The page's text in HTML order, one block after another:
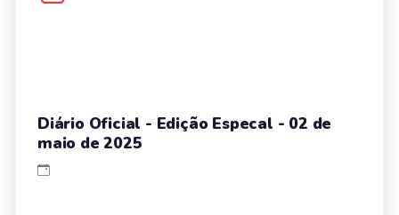
Diário Oficial - Edição Especal - 02 de
maio de 2025